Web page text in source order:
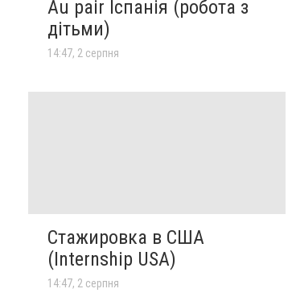
Au pair Іспанія (робота з
дітьми)
14:47, 2 серпня
Стажировка в США
(Internship USA)
14:47, 2 серпня